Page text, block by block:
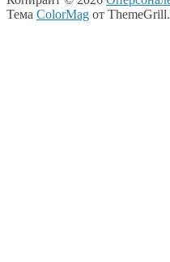
Тема ColorMag от